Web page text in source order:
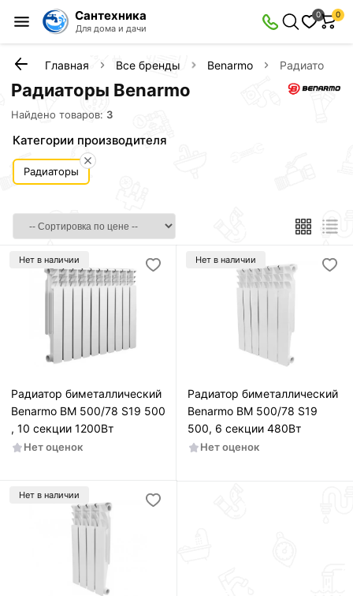
Сантехника
Для дома и дачи
0 0
Главная Все бренды Benarmo Радиаторы
Радиаторы Benarmo
Найдено товаров: 3
Категории производителя
Радиаторы
Нет в наличии
Радиатор биметаллический
Benarmo BM 500/78 S19 500
, 10 секции 1200Вт
Нет оценок
Нет в наличии
Радиатор биметаллический
Benarmo BM 500/78 S19
500, 6 секции 480Вт
Нет оценок
Нет в наличии